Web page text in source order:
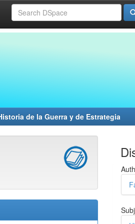
de la Guerra y de Estrategia